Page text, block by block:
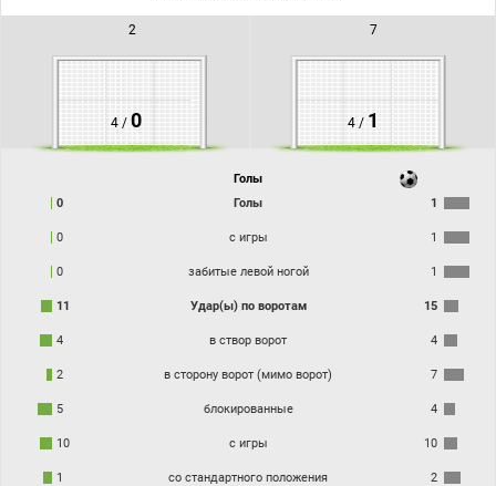
2
4 /0
7
4 / 1
Голы
0
Голы 1
0 с игры 1
0 забитые левой ногой 1
11 Удар(ы) по воротам 15
4 в створ ворот 4
2 в сторону ворот (мимо ворот) 7
5 блокированные 4
10 с игры 10
1 со стандартного положения 2